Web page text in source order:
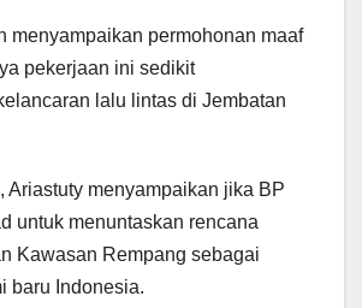
menyampaikan permohonan maaf
pekerjaan ini sedikit
lalu lintas di Jembatan
Ariastuty menyampaikan jika BP
untuk menuntaskan rencana
Kawasan Rempang sebagai
baru Indonesia.